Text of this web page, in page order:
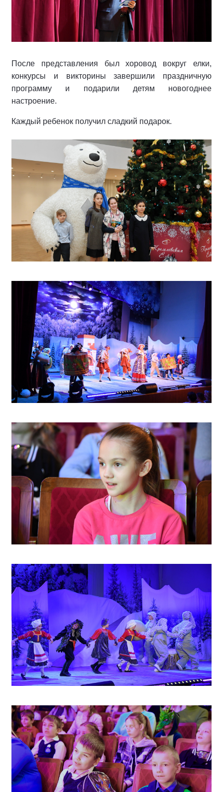
После представления был хоровод вокруг елки,
конкурсы и викторины завершили праздничную
программу и подарили детям новогоднее
настроение.
Каждый ребенок получил сладкий подарок.